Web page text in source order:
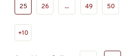
25 26 ... 49 50
+10